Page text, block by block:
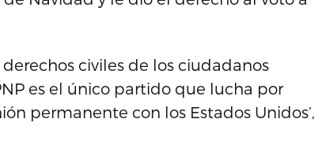
civiles de los ciudadanos
es el único partido que lucha por
permanente con los Estados Unidos’,